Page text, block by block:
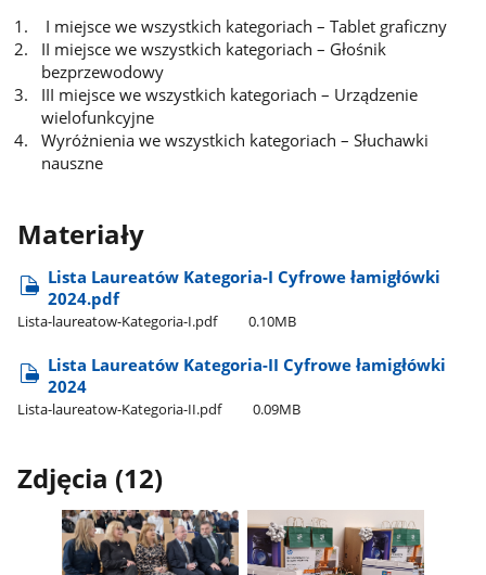
I miejsce we wszystkich kategoriach – Tablet graficzny
II miejsce we wszystkich kategoriach – Głośnik
bezprzewodowy
III miejsce we wszystkich kategoriach – Urządzenie
wielofunkcyjne
Wyróżnienia we wszystkich kategoriach – Słuchawki
nauszne
Materiały
Lista Laureatów Kategoria-I Cyfrowe łamigłówki
2024.pdf
Lista-laureatow-Kategoria-I.pdf 0.10MB
Lista Laureatów Kategoria-II Cyfrowe łamigłówki
2024
Lista-laureatow-Kategoria-II.pdf 0.09MB
Zdjęcia (12)